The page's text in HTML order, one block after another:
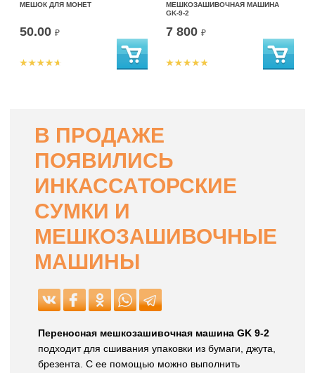
МЕШОК ДЛЯ МОНЕТ
50.00 ₽
МЕШКОЗАШИВОЧНАЯ МАШИНА
GK-9-2
7 800 ₽
В ПРОДАЖЕ
ПОЯВИЛИСЬ
ИНКАССАТОРСКИЕ
СУМКИ И
МЕШКОЗАШИВОЧНЫЕ
МАШИНЫ
Переносная мешкозашивочная машина GK 9-2
подходит для сшивания упаковки из бумаги, джута,
брезента. С ее помощью можно выполнить